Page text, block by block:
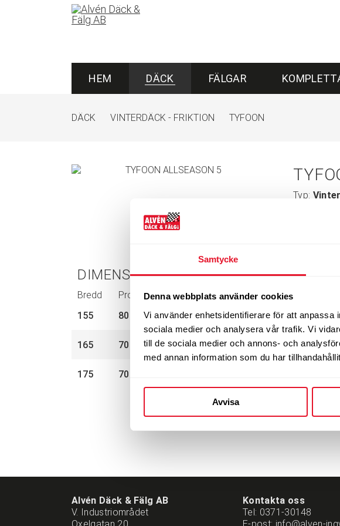
Samtycke
Denna webbplats använder cookies
Vi använder enhetsidentifierare för att anpassa
sociala medier och analysera vår trafik. Vi
till de sociala medier och annons- och
med annan information som du har
Avvisa
HEM DÄCK FÄLGAR
DÄCK VINTERDÄCK - FRIKTION TYFOON
Typ:
DIMENSIONER
Bredd Profil Tum Bel.index Hast.index
155
80 13” 79 T
165 70 13” 79 T D B
175 70
Alvén Däck & Fälg AB
V. Industriområdet
Kontakta oss
Tel: 0371-30148